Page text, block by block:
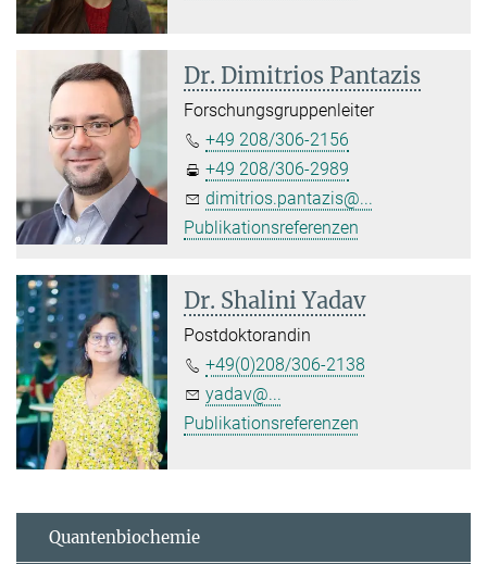
Dr. Dimitrios Pantazis
Forschungsgruppenleiter
+49 208/306-2156
+49 208/306-2989
dimitrios.pantazis@...
Publikationsreferenzen
Dr. Shalini Yadav
Postdoktorandin
+49(0)208/306-2138
yadav@...
Publikationsreferenzen
Quantenbiochemie